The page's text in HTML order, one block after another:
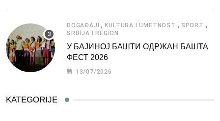
DOGAĐAJI ,KULTURA I UMETNOST , SPORT ,
SRBIJA I REGION
У БАЈИНОЈ БАШТИ ОДРЖАН БАШТА
ФЕСТ 2026
13/07/2026
KATEGORIJE